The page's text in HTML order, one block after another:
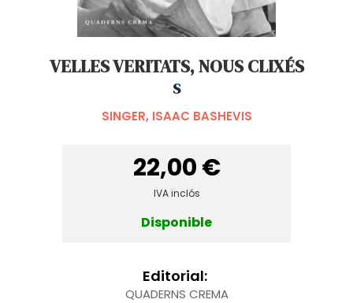
VELLES VERITATS, NOUS CLIXÉS
S
SINGER, ISAAC BASHEVIS
22,00 €
IVA inclós
Disponible
Editorial:
QUADERNS CREMA